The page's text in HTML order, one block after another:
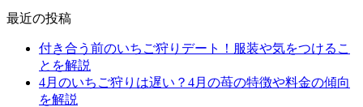
最近の投稿
付き合う前のいちご狩りデート！服装や気をつけるこ
とを解説
4月のいちご狩りは遅い？4月の苺の特徴や料金の傾向
を解説